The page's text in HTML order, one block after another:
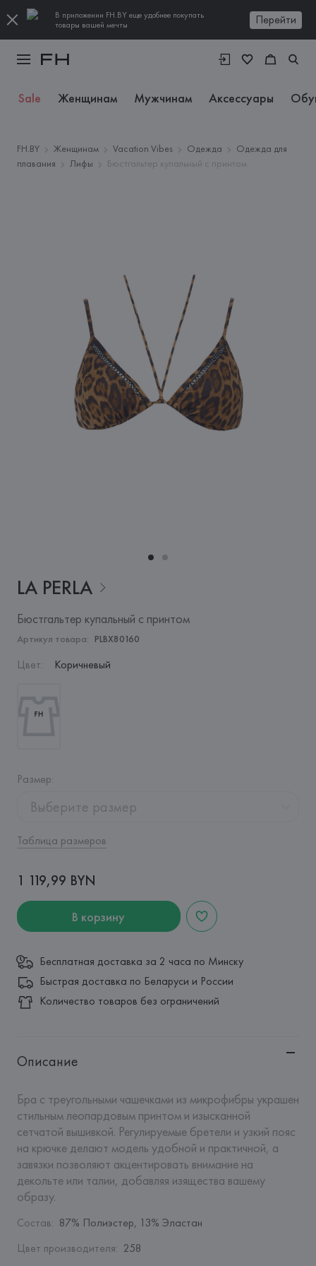
В приложении FH.BY еще удобнее покупать
товары вашей мечты
Перейти
Sale Женщинам Мужчинам Аксессуары
FH.BY Женщинам Vacation Vibes Одежда
Одежда для
плавания
Лифы Бюстгальтер купальный с принтом
LA PERLA
Бюстгальтер купальный с принтом
Артикул товара: PLBX80160
Цвет: Коричневый
Размер:
Выберите размер
Таблица размеров
1 119,99 BYN
В корзину
Бесплатная доставка за 2 часа по Минску
Быстрая доставка по Беларуси и России
Количество товаров без ограничений
Описание
Бра с треугольными чашечками из микрофибры украшен
стильным леопардовым принтом и изысканной
сетчатой вышивкой. Регулируемые бретели и узкий пояс
на крючке делают модель удобной и практичной, а
завязки позволяют акцентировать внимание на
декольте или талии, добавляя изящества вашему
образу.
Состав: 87% Полиэстер, 13% Эластан
Цвет производителя: 258